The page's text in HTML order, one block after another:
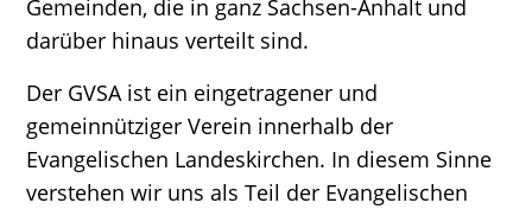
Gemeinden, die in ganz Sachsen-Anhalt und
darüber hinaus verteilt sind.
Der GVSA ist ein eingetragener und
gemeinnütziger Verein innerhalb der
Evangelischen Landeskirchen. In diesem Sinne
verstehen wir uns als Teil der Evangelischen